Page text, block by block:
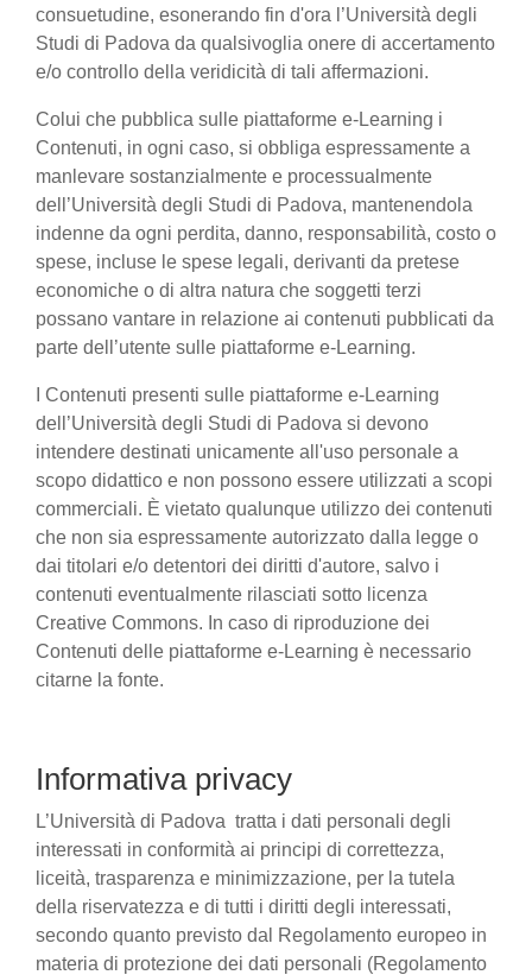
consuetudine, esonerando fin d'ora l’Università degli
Studi di Padova da qualsivoglia onere di accertamento
e/o controllo della veridicità di tali affermazioni.
Colui che pubblica sulle piattaforme e-Learning i
Contenuti, in ogni caso, si obbliga espressamente a
manlevare sostanzialmente e processualmente
dell’Università degli Studi di Padova, mantenendola
indenne da ogni perdita, danno, responsabilità, costo o
spese, incluse le spese legali, derivanti da pretese
economiche o di altra natura che soggetti terzi
possano vantare in relazione ai contenuti pubblicati da
parte dell’utente sulle piattaforme e-Learning.
I Contenuti presenti sulle piattaforme e-Learning
dell’Università degli Studi di Padova si devono
intendere destinati unicamente all'uso personale a
scopo didattico e non possono essere utilizzati a scopi
commerciali. È vietato qualunque utilizzo dei contenuti
che non sia espressamente autorizzato dalla legge o
dai titolari e/o detentori dei diritti d'autore, salvo i
contenuti eventualmente rilasciati sotto licenza
Creative Commons. In caso di riproduzione dei
Contenuti delle piattaforme e-Learning è necessario
citarne la fonte.
Informativa privacy
L’Università di Padova tratta i dati personali degli
interessati in conformità ai principi di correttezza,
liceità, trasparenza e minimizzazione, per la tutela
della riservatezza e di tutti i diritti degli interessati,
secondo quanto previsto dal Regolamento europeo in
materia di protezione dei dati personali (Regolamento